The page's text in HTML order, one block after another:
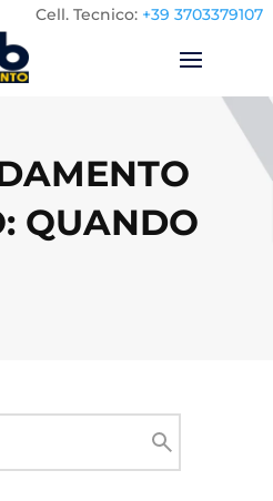
Cell. Tecnico: +39 3703379107
QUANDO
sito
Cerca